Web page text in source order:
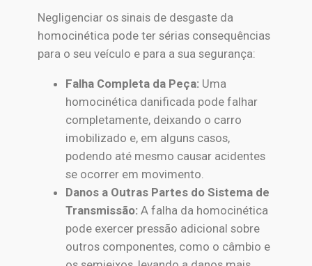
Negligenciar os sinais de desgaste da
homocinética pode ter sérias consequências
para o seu veículo e para a sua segurança:
Falha Completa da Peça:Uma
homocinética danificada pode falhar
completamente, deixando o carro
imobilizado e, em alguns casos,
podendo até mesmo causar acidentes
se ocorrer em movimento.
Danos a Outras Partes do Sistema de
Transmissão:A falha da homocinética
pode exercer pressão adicional sobre
outros componentes, como o câmbio e